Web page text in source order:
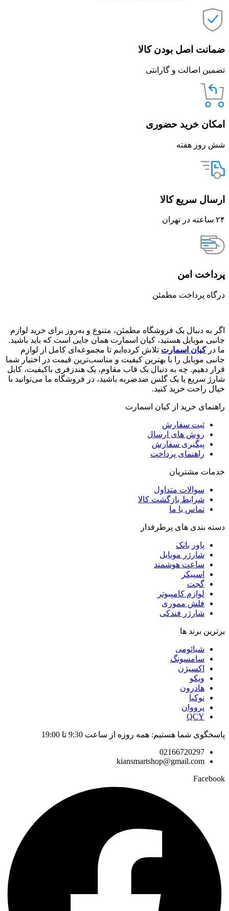
ضمانت اصل بودن کالا
تضمین اصالت و گارانتی
امکان خرید حضوری
شش روز هفته
ارسال سریع کالا
۲۴ ساعته در تهران
پرداخت امن
درگاه پرداخت مطمئن
اگر به دنبال یک فروشگاه مطمئن، متنوع و به‌روز برای خرید لوازم
جانبی موبایل هستید، کیان اسمارت همان جایی است که باید باشید.
ما درکیان اسمارت تلاش کرده‌ایم تا مجموعه‌ای کامل از لوازم
جانبی موبایل را با بهترین کیفیت و مناسب‌ترین قیمت در اختیار شما
قرار دهیم. چه به دنبال یک قاب مقاوم، یک هندزفری باکیفیت، کابل
شارژ سریع یا یک گلس ضدضربه باشید، در فروشگاه ما می‌توانید با
خیال راحت خرید کنید.
راهنمای خرید از کیان اسمارت
ثبت سفارش
روش‌ های ارسال
پیگیری سفارش
راهنمای پرداخت
خدمات مشتریان
سوالات متداول
شرایط بازگشت کالا
تماس با ما
دسته بندی های پرطرفدار
پاور بانک
شارژر موبایل
ساعت هوشمند
اسپیکر
گجت
لوازم کامپیوتر
فلش مموری
شارژر فندکی
برترین برند ها
شیائومی
سامسونگ
اکسیژن
ویکو
هادرون
نوکیا
پرووان
QCY
پاسخگوی شما هستیم: همه روزه از ساعت 9:30 تا 19:00
02166720297
kiansmartshop@gmail.com
Facebook